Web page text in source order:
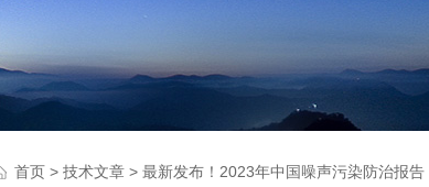
首页 > 技术文章 > 最新发布！2023年中国噪声污染防治报告